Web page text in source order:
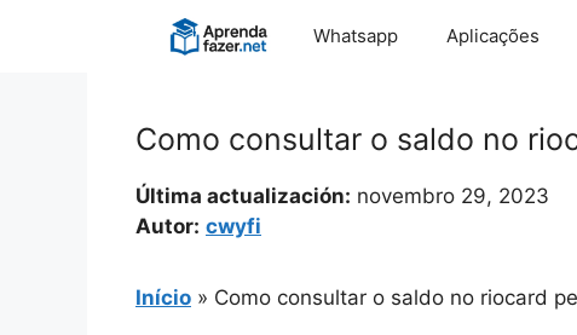
Whatsapp Aplicações
Como consultar o saldo no
Última actualización: novembro 29, 2023
Autor: cwyfi
Início » Como consultar o saldo no riocard